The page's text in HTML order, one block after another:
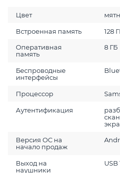
Цвет
Встроенная память 128
Оперативная
память
8 ГБ
Беспроводные
интерфейсы
Процессор
Аутентификация
Версия ОС на
начало продаж
Выход на
наушники
USB